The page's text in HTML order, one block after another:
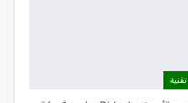
تقنية